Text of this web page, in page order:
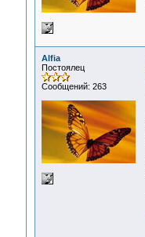
Alfia
Постоялец
Сообщений: 263